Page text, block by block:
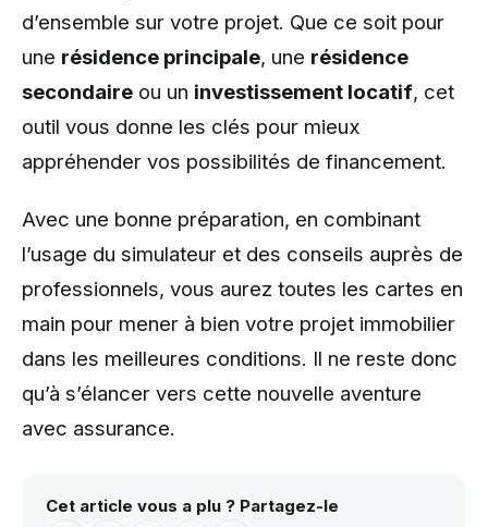
d’ensemble sur votre projet. Que ce soit pour
une résidence principale, une résidence
secondaire ou un investissement locatif, cet
outil vous donne les clés pour mieux
appréhender vos possibilités de financement.
Avec une bonne préparation, en combinant
l’usage du simulateur et des conseils auprès de
professionnels, vous aurez toutes les cartes en
main pour mener à bien votre projet immobilier
dans les meilleures conditions. Il ne reste donc
qu’à s’élancer vers cette nouvelle aventure
avec assurance.
Cet article vous a plu ? Partagez-le